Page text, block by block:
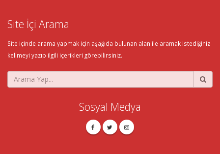
Site İçi Arama
Site içinde arama yapmak için aşağıda bulunan alan ile aramak istediğiniz
kelimeyi yazıp ilgili içerikleri görebilirsiniz.
Sosyal Medya